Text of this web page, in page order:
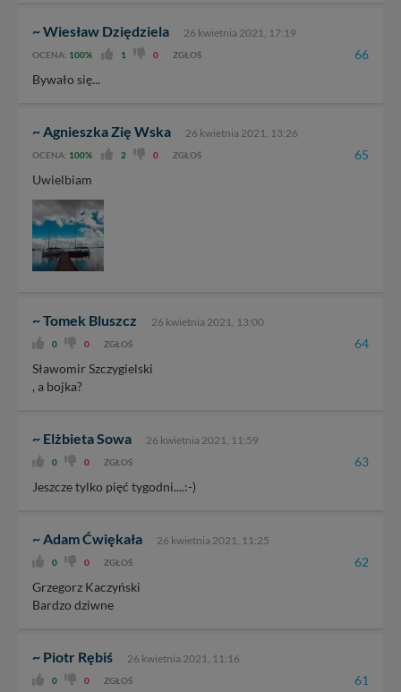
~ Wiesław Dziędziela 26 kwietnia 2021, 17:19
OCENA: 100% 1 0 ZGŁOŚ 66
Bywało się...
~ Agnieszka Zię Wska 26 kwietnia 2021, 13:26
OCENA: 100% 2 0 ZGŁOŚ 65
Uwielbiam
~ Tomek Bluszcz 26 kwietnia 2021, 13:00
0 0 ZGŁOŚ 64
Sławomir Szczygielski
, a bojka?
~ Elżbieta Sowa 26 kwietnia 2021, 11:59
0 0 ZGŁOŚ 63
Jeszcze tylko pięć tygodni....:-)
~ Adam Ćwiękała 26 kwietnia 2021, 11:25
0 0 ZGŁOŚ 62
Grzegorz Kaczyński
Bardzo dziwne
~ Piotr Rębiś 26 kwietnia 2021, 11:16
0 0 ZGŁOŚ 61